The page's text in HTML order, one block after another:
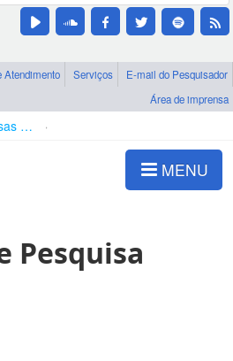
Atendimento Serviços
E-mail do Pesquisador
Área de imprensa
Bolsas e Auxílios Vigentes
MENU
Pesquisa